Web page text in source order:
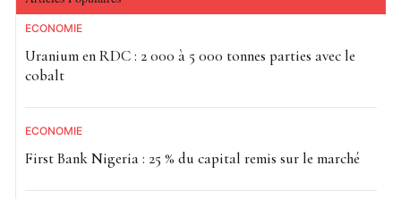
ECONOMIE
Uranium en RDC : 2 000 à 5 000 tonnes parties avec le
cobalt
ECONOMIE
First Bank Nigeria : 25 % du capital remis sur le marché